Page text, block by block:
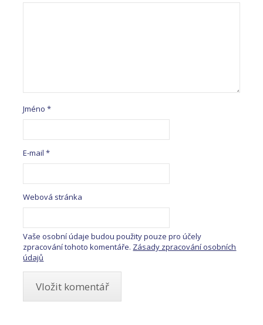
Jméno*
E-mail*
Webová stránka
Vaše osobní údaje budou použity pouze pro účely
zpracování tohoto komentáře. Zásady zpracování osobních
údajů